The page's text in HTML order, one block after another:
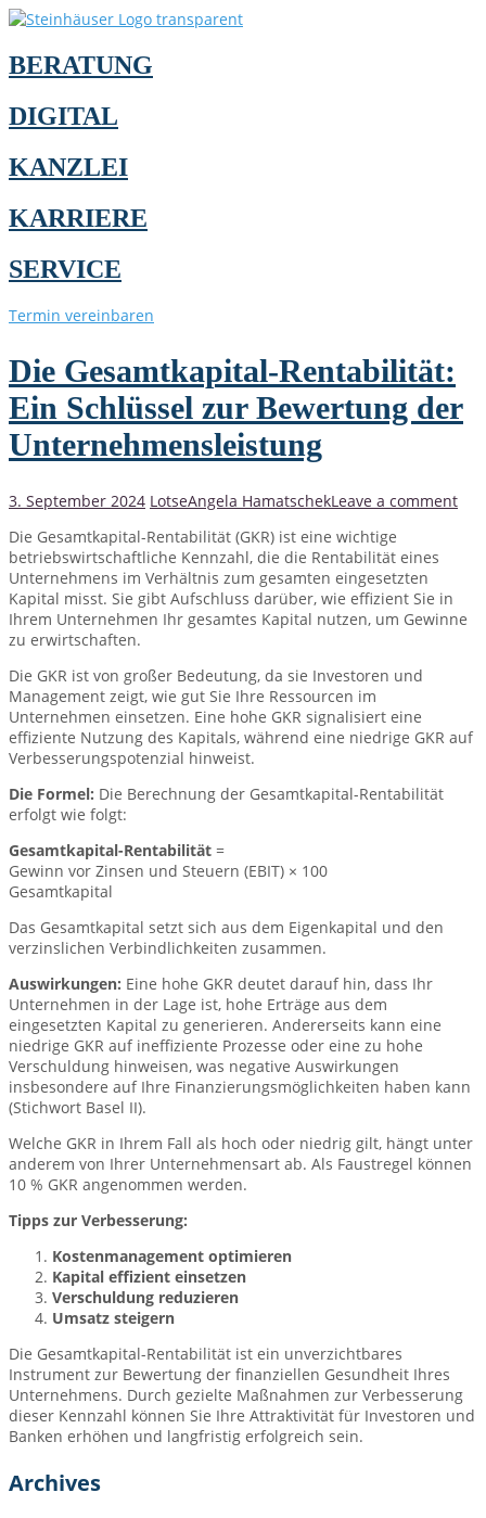
BERATUNG
DIGITAL
KANZLEI
KARRIERE
SERVICE
Termin vereinbaren
Die Gesamtkapital-Rentabilität:
Ein Schlüssel zur Bewertung der
Unternehmensleistung
3. September 2024 LotseAngela HamatschekLeave a comment
Die Gesamtkapital-Rentabilität (GKR) ist eine wichtige
betriebswirtschaftliche Kennzahl, die die Rentabilität eines
Unternehmens im Verhältnis zum gesamten eingesetzten
Kapital misst. Sie gibt Aufschluss darüber, wie effizient Sie in
Ihrem Unternehmen Ihr gesamtes Kapital nutzen, um Gewinne
zu erwirtschaften.
Die GKR ist von großer Bedeutung, da sie Investoren und
Management zeigt, wie gut Sie Ihre Ressourcen im
Unternehmen einsetzen. Eine hohe GKR signalisiert eine
effiziente Nutzung des Kapitals, während eine niedrige GKR auf
Verbesserungspotenzial hinweist.
Die Formel: Die Berechnung der Gesamtkapital-Rentabilität
erfolgt wie folgt:
Gesamtkapital-Rentabilität =
Gewinn vor Zinsen und Steuern (EBIT) × 100
Gesamtkapital
Das Gesamtkapital setzt sich aus dem Eigenkapital und den
verzinslichen Verbindlichkeiten zusammen.
Auswirkungen: Eine hohe GKR deutet darauf hin, dass Ihr
Unternehmen in der Lage ist, hohe Erträge aus dem
eingesetzten Kapital zu generieren. Andererseits kann eine
niedrige GKR auf ineffiziente Prozesse oder eine zu hohe
Verschuldung hinweisen, was negative Auswirkungen
insbesondere auf Ihre Finanzierungsmöglichkeiten haben kann
(Stichwort Basel II).
Welche GKR in Ihrem Fall als hoch oder niedrig gilt, hängt unter
anderem von Ihrer Unternehmensart ab. Als Faustregel können
10 % GKR angenommen werden.
Tipps zur Verbesserung:
Kostenmanagement optimieren
Kapital effizient einsetzen
Verschuldung reduzieren
Umsatz steigern
Die Gesamtkapital-Rentabilität ist ein unverzichtbares
Instrument zur Bewertung der finanziellen Gesundheit Ihres
Unternehmens. Durch gezielte Maßnahmen zur Verbesserung
dieser Kennzahl können Sie Ihre Attraktivität für Investoren und
Banken erhöhen und langfristig erfolgreich sein.
Archives